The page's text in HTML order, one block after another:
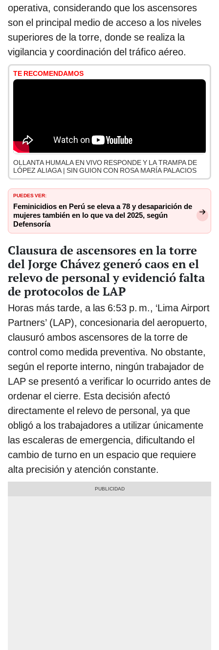
operativa, considerando que los ascensores
son el principal medio de acceso a los niveles
superiores de la torre, donde se realiza la
vigilancia y coordinación del tráfico aéreo.
TE RECOMENDAMOS
OLLANTA HUMALA EN VIVO RESPONDE Y LA TRAMPA DE
LÓPEZ ALIAGA | SIN GUION CON ROSA MARÍA PALACIOS
PUEDES VER:
Feminicidios en Perú se eleva a 78 y desaparición de
mujeres también en lo que va del 2025, según
Defensoría
Clausura de ascensores en la torre
del Jorge Chávez generó caos en el
relevo de personal y evidenció falta
de protocolos de LAP
Horas más tarde, a las 6:53 p. m., ‘Lima Airport
Partners’ (LAP), concesionaria del aeropuerto,
clausuró ambos ascensores de la torre de
control como medida preventiva. No obstante,
según el reporte interno, ningún trabajador de
LAP se presentó a verificar lo ocurrido antes de
ordenar el cierre. Esta decisión afectó
directamente el relevo de personal, ya que
obligó a los trabajadores a utilizar únicamente
las escaleras de emergencia, dificultando el
cambio de turno en un espacio que requiere
alta precisión y atención constante.